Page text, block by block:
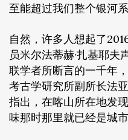
至能超过我们整个银河系
自然，许多人想起了
员米尔法蒂赫·扎基耶
联学者所断言的一千年
考古学研究所副所长法
指出，在喀山所在地发
味那时那里就已经是城市